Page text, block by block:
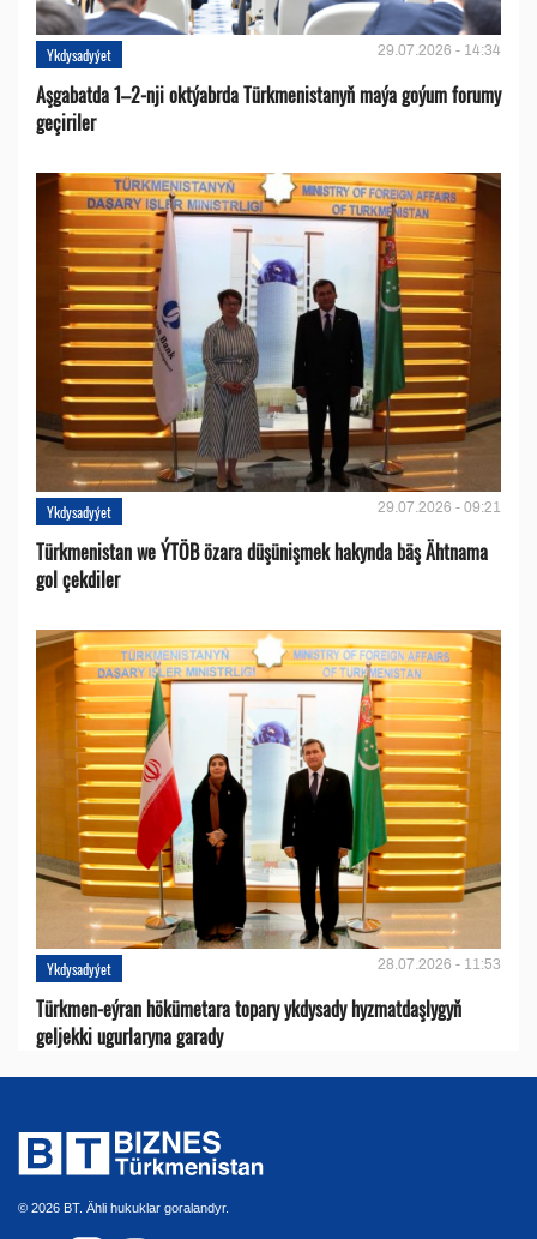
Ykdysadyýet 29.07.2026 - 14:34
Aşgabatda 1–2-nji oktýabrda Türkmenistanyň maýa goýum forumy
geçiriler
Ykdysadyýet 29.07.2026 - 09:21
Türkmenistan we ÝTÖB özara düşünişmek hakynda bäş Ähtnama
gol çekdiler
Ykdysadyýet 28.07.2026 - 11:53
Türkmen-eýran hökümetara topary ykdysady hyzmatdaşlygyň
geljekki ugurlaryna garady
© 2026 BT. Ähli hukuklar goralandyr.